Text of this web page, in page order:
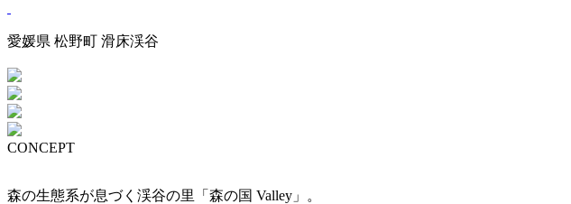
愛媛県 松野町 滑床渓谷
CONCEPT
森の生態系が息づく渓谷の里「森の国 Valley」。